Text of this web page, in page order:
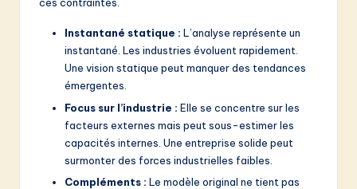
ces contraintes.
Instantané statique : L’analyse représente un
instantané. Les industries évoluent rapidement.
Une vision statique peut manquer des tendances
émergentes.
Focus sur l’industrie : Elle se concentre sur les
facteurs externes mais peut sous-estimer les
capacités internes. Une entreprise solide peut
surmonter des forces industrielles faibles.
Compléments : Le modèle original ne tient pas